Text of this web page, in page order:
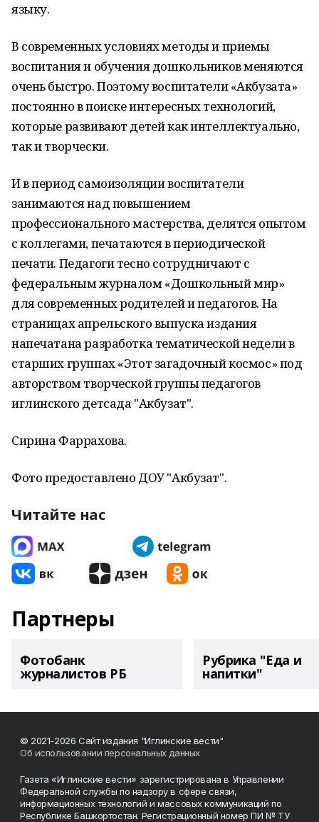
языку.
В современных условиях методы и приемы
воспитания и обучения дошкольников меняются
очень быстро. Поэтому воспитатели «Акбузата»
постоянно в поиске интересных технологий,
которые развивают детей как интеллектуально,
так и творчески.
И в период самоизоляции воспитатели
занимаются над повышением
профессионального мастерства, делятся опытом
с коллегами, печатаются в периодической
печати. Педагоги тесно сотрудничают с
федеральным журналом «Дошкольный мир»
для современных родителей и педагогов. На
страницах апрельского выпуска издания
напечатана разработка тематической недели в
старших группах «Этот загадочный космос» под
авторством творческой группы педагогов
иглинского детсада "Акбузат".
Сирина Фаррахова.
Фото предоставлено ДОУ "Акбузат".
Читайте нас
Партнеры
Фотобанк
журналистов РБ
Рубрика "Еда и
напитки"
© 2021-2026 Сайт издания "Иглинские вести"
Об использовании персональных данных
Газета «Иглинские вести» зарегистрирована в Управлении
Федеральной службы по надзору в сфере связи,
информационных технологий и массовых коммуникаций по
Республике Башкортостан. Регистрационный номер ПИ № ТУ